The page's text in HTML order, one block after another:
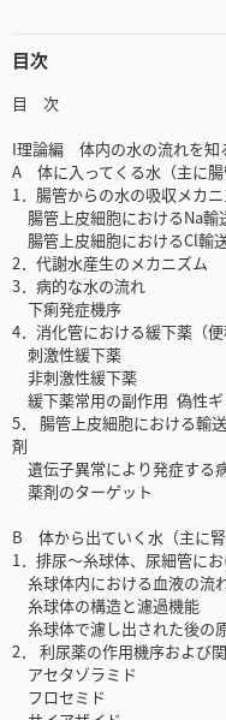
目次
目 次
I理論編 体内の水の流れを知
A 体に入ってくる水（主に腸
1．腸管からの水の吸収メカ
腸管上皮細胞におけるNa輸
腸管上皮細胞におけるCl輸
2．代謝水産生のメカニズム
3．病的な水の流れ
下痢発症機序
4．消化管における緩下薬（
刺激性緩下薬
非刺激性緩下薬
緩下薬常用の副作用 偽性
5． 腸管上皮細胞における輸
剤
遺伝子異常により発症する
薬剤のターゲット
B 体から出ていく水（主に腎
1．排尿～糸球体、尿細管に
糸球体内における血液の流
糸球体の構造と濾過機能
糸球体で濾し出された後の
2． 利尿薬の作用機序および
アセタゾラミド
フロセミド